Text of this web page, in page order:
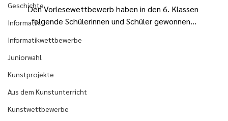
Geschichte
Informatik
Informatikwettbewerbe
Juniorwahl
Kunstprojekte
Aus dem Kunstunterricht
Kunstwettbewerbe
Den Vorlesewettbewerb haben in den 6. Klassen
folgende Schülerinnen und Schüler gewonnen...